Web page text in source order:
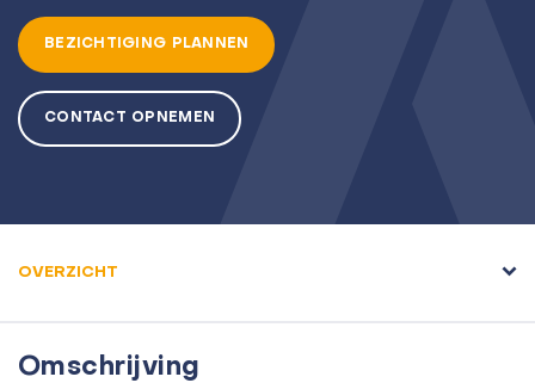
BEZICHTIGING PLANNEN
CONTACT OPNEMEN
OVERZICHT
Omschrijving